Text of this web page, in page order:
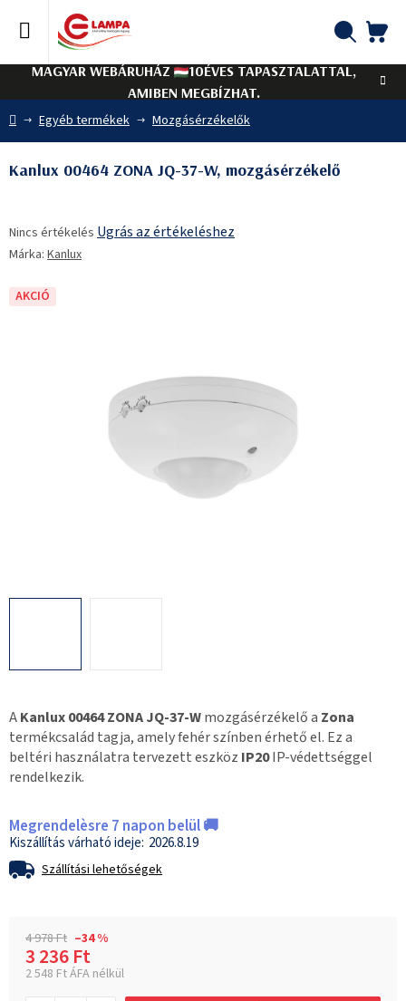
tartalomhoz
MAGYAR WEBÁRUHÁZ
10ÉVES TAPASZTALATTAL,
AMIBEN MEGBÍZHAT.
Kezdőlap
Egyéb termékek Mozgásérzékelők
AKanlux 00464 ZONA JQ-37-Wmozgásérzékelő a Zona
termékcsalád tagja, amely fehér színben érhető el. Ez a
beltéri használatra tervezett eszköz IP20IP-védettséggel
rendelkezik.
Megrendelèsre 7 napon belül 🚚
2026.8.19
Szállítási lehetőségek
4 978 Ft –34 %
3 236 Ft
2 548 Ft ÁFA nélkül
Kanlux 00464 ZONA JQ-37-W, mozgásérzékelő
termék
átlagos
5-
Nincs értékelés Ugrás az értékeléshez
Márka: Kanlux
AKCIÓ